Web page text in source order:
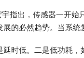
指出，传感器一开
的必然趋势。当系统
时低。二是低功耗